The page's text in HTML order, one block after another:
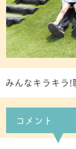
みんなキラキラ
コメント